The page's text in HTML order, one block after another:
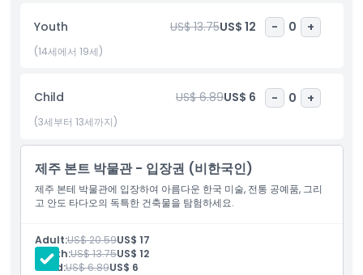
포함 사항
아동 성인 정책
포함되지 않는 사항
운영 시간
알아야 할 사항
Youth US$ 13.75US$ 12 - 0 +
(14세에서 19세)
Child US$ 6.89US$ 6 - 0 +
(3세부터 13세까지)
제주 본트 박물관 - 입장권 (비한국인)
제주 본테 박물관에 입장하여 아름다운 한국 미술, 전통 공예품, 그리
고 안도 타다오의 독특한 건축물을 탐험하세요.
Adult:US$ 20.59US$ 17
Youth:US$ 13.75US$ 12
Child:US$ 6.89US$ 6